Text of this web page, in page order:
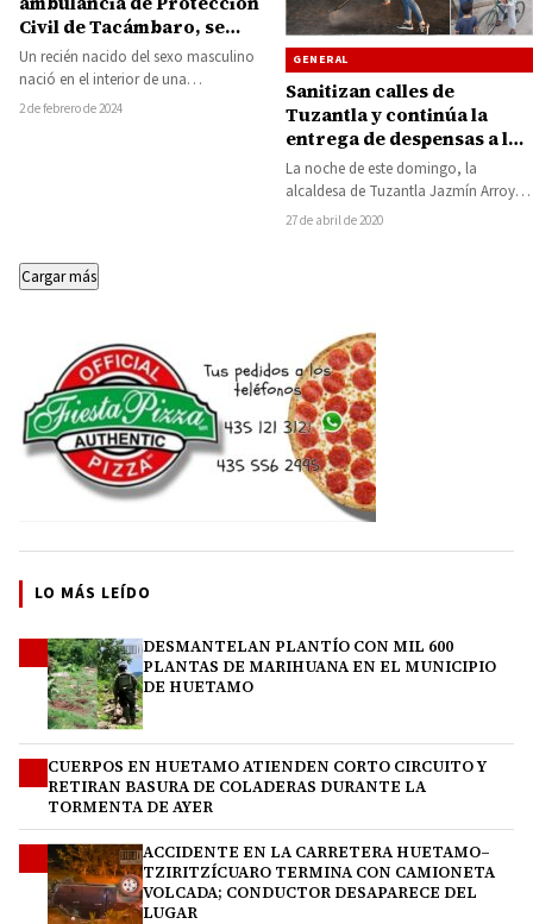
Civil de Tacámbaro, se
dirigía a Morelia
Un recién nacido del sexo masculino
nació en el interior de una
ambulancia de Proteccion Civil de
2 de febrero de 2024
GENERAL
Sanitizan calles de
Tuzantla y continúa la
entrega de despensas a los
sectores más vulnerables
La noche de este domingo, la
alcaldesa de Tuzantla Jazmín Arroyo
Martínez, encabezó la jornada de
27 de abril de 2020
Cargar más
LO MÁS LEÍDO
DESMANTELAN PLANTÍO CON MIL 600
PLANTAS DE MARIHUANA EN EL MUNICIPIO
DE HUETAMO
CUERPOS EN HUETAMO ATIENDEN CORTO CIRCUITO Y
RETIRAN BASURA DE COLADERAS DURANTE LA
TORMENTA DE AYER
ACCIDENTE EN LA CARRETERA HUETAMO–
TZIRITZÍCUARO TERMINA CON CAMIONETA
VOLCADA; CONDUCTOR DESAPARECE DEL
LUGAR